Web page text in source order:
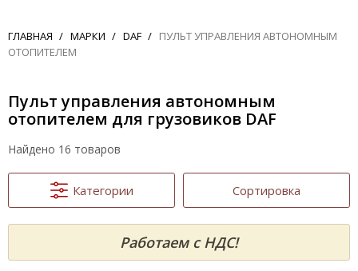
ГЛАВНАЯ МАРКИ DAF
ПУЛЬТ УПРАВЛЕНИЯ АВТОНОМНЫМ
ОТОПИТЕЛЕМ
Пульт управления автономным
отопителем для грузовиков DAF
Найдено 16 товаров
Категории Сортировка
Работаем с НДС!